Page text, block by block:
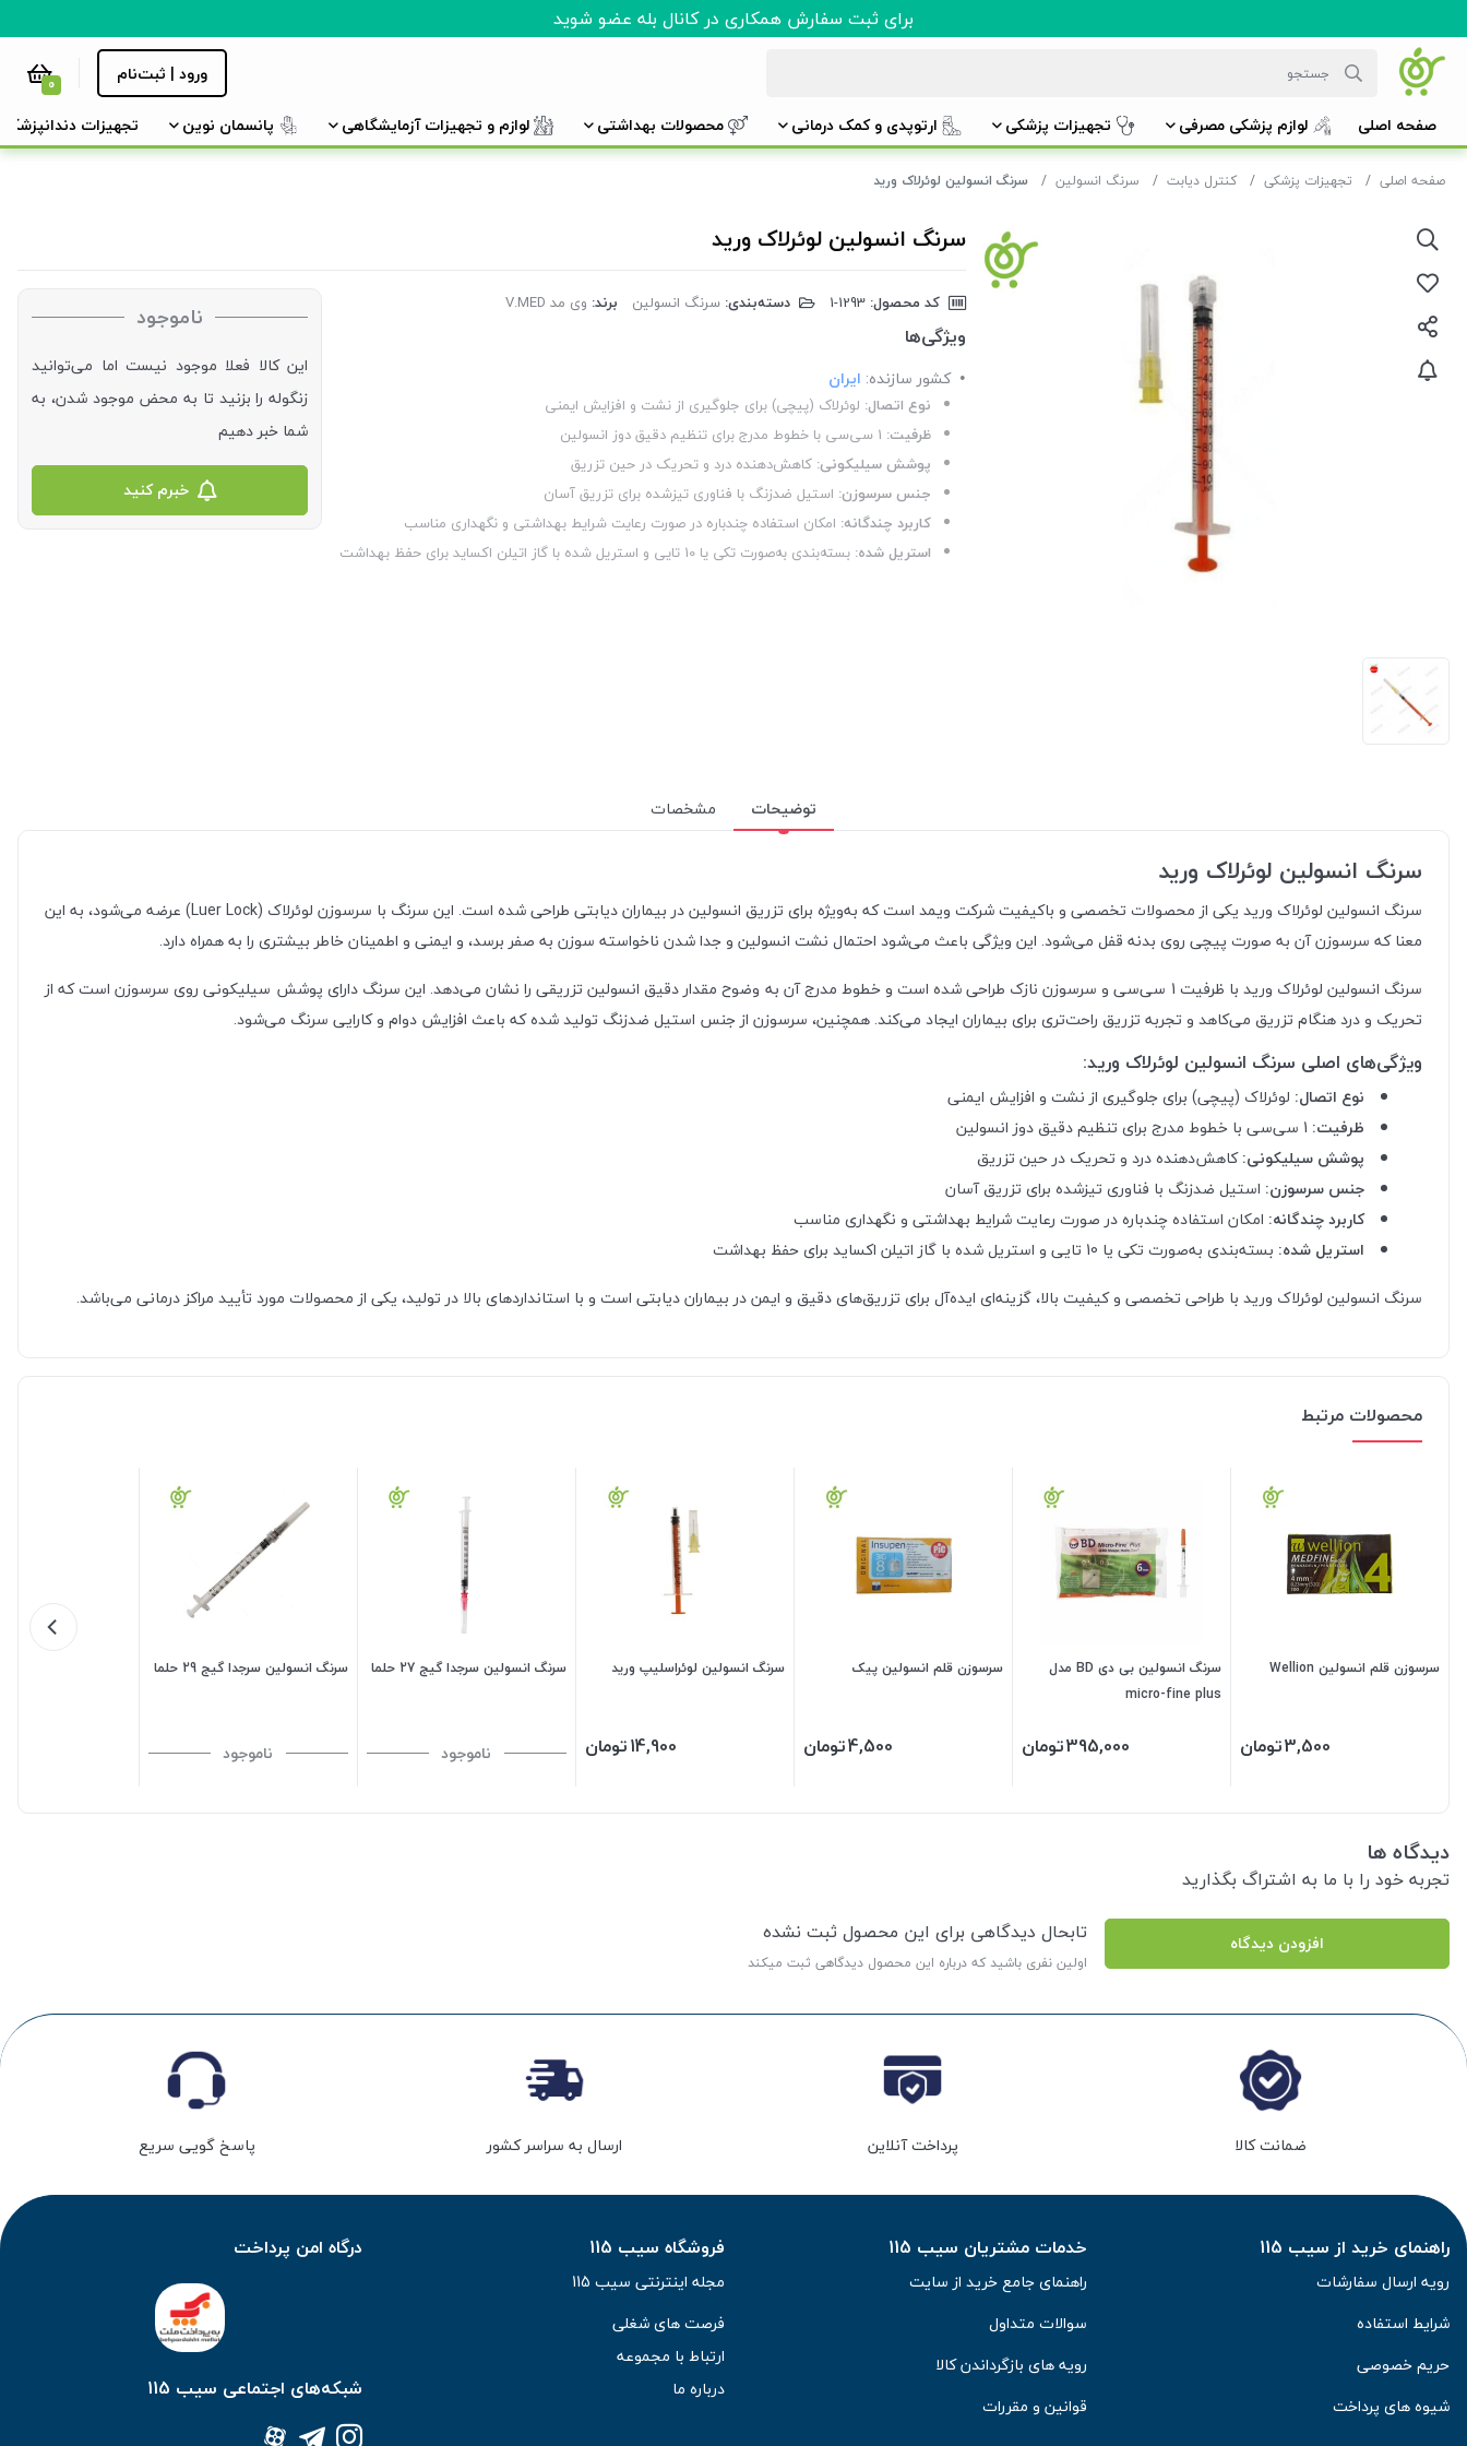
برای ثبت سفارش همکاری در کانال بله عضو شوید
ورود | ثبت‌نام 0
صفحه اصلی لوازم پزشکی مصرفی تجهیزات پزشکی ارتوپدی و کمک درمانی محصولات بهداشتی لوازم و تجهیزات آزمایشگاهی پانسمان نوین تجهیزات دندانپزشکی
صفحه اصلی تجهیزات پزشکی کنترل دیابت سرنگ انسولین سرنگ انسولین لوئرلاک ورید
سرنگ انسولین لوئرلاک ورید
کد محصول: دسته‌بندی: سرنگ انسولین برند: وی مد V.MED
ویژگی‌ها
کشور سازنده: ایران
نوع اتصال: لوئرلاک (پیچی) برای جلوگیری از نشت و افزایش ایمنی
ظرفیت:
پوشش سیلیکونی: کاهش‌دهنده درد و تحریک در حین تزریق
جنس سرسوزن: استیل ضدزنگ با فناوری تیزشده برای تزریق آسان
کاربرد چندگانه: امکان استفاده چندباره در صورت رعایت شرایط بهداشتی و نگهداری مناسب
استریل شده: بسته‌بندی به‌صورت تکی یا 10 تایی و استریل شده با گاز اتیلن اکساید برای حفظ بهداشت
ناموجود
این کالا فعلا موجود نیست اما می‌توانید
زنگوله را بزنید تا به محض موجود شدن، به
شما خبر دهیم
خبرم کنید
توضیحات مشخصات
سرنگ انسولین لوئرلاک ورید
سرنگ انسولین لوئرلاک ورید یکی از محصولات تخصصی و باکیفیت شرکت ویمد است که به‌ویژه برای تزریق انسولین در بیماران دیابتی طراحی شده است. این سرنگ با سرسوزن لوئرلاک (Luer Lock) عرضه می‌شود، به این
معنا که سرسوزن آن به صورت پیچی روی بدنه قفل می‌شود. این ویژگی باعث می‌شود احتمال نشت انسولین و جدا شدن ناخواسته سوزن به صفر برسد، و ایمنی و اطمینان خاطر بیشتری را به همراه دارد.
سرنگ انسولین لوئرلاک ورید با ظرفیت 1 سی‌سی و سرسوزن نازک طراحی شده است و خطوط مدرج آن به وضوح مقدار دقیق انسولین تزریقی را نشان می‌دهد. این سرنگ دارای پوشش سیلیکونی روی سرسوزن است که از
تحریک و درد هنگام تزریق می‌کاهد و تجربه تزریق راحت‌تری برای بیماران ایجاد می‌کند. همچنین، سرسوزن از جنس استیل ضدزنگ تولید شده که باعث افزایش دوام و کارایی سرنگ می‌شود.
ویژگی‌های اصلی سرنگ انسولین لوئرلاک ورید:
نوع اتصال: لوئرلاک (پیچی) برای جلوگیری از نشت و افزایش ایمنی
ظرفیت:
پوشش سیلیکونی:کاهش‌دهنده درد و تحریک در حین تزریق
جنس سرسوزن: استیل ضدزنگ با فناوری تیزشده برای تزریق آسان
کاربرد چندگانه: امکان استفاده چندباره در صورت رعایت شرایط بهداشتی و نگهداری مناسب
استریل شده: بسته‌بندی به‌صورت تکی یا 10 تایی و استریل شده با گاز اتیلن اکساید برای حفظ بهداشت
سرنگ انسولین لوئرلاک ورید با طراحی تخصصی و کیفیت بالا، گزینه‌ای ایده‌آل برای تزریق‌های دقیق و ایمن در بیماران دیابتی است و با استانداردهای بالا در تولید، یکی از محصولات مورد تأیید مراکز درمانی می‌باشد.
محصولات مرتبط
سرسوزن قلم انسولین Wellion
3,500تومان
سرنگ انسولین بی دی BD مدل
micro-fine plus
395,000تومان
سرسوزن قلم انسولین پیک
4,500تومان
سرنگ انسولین لوئراسلیپ ورید
14,900تومان
سرنگ انسولین سرجدا گیج 27 حلما
ناموجود
سرنگ انسولین سرجدا گیج 29 حلما
ناموجود
دیدگاه ها
تجربه خود را با ما به اشتراگ بگذارید
افزودن دیدگاه تابحال دیدگاهی برای این محصول ثبت نشده
اولین نفری باشید که درباره این محصول دیدگاهی ثبت میکند
ضمانت کالا پرداخت آنلاین ارسال به سراسر کشور پاسخ گویی سریع
راهنمای خرید از سیب 115
رویه ارسال سفارشات
شرایط استفاده
حریم خصوصی
شیوه های پرداخت
خدمات مشتریان سیب 115
راهنمای جامع خرید از سایت
سوالات متداول
رویه های بازگرداندن کالا
قوانین و مقررات
فروشگاه سیب 115
مجله اینترنتی سیب 115
فرصت های شغلی
ارتباط با مجموعه
درباره ما
درگاه امن پرداخت
شبکه‌های اجتماعی سیب 115